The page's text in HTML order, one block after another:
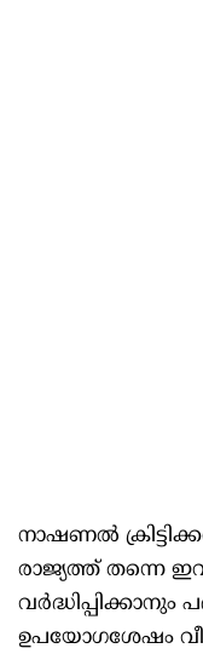
നാഷണല്‍
രാജ്യത്ത് തന്നെ
ഉപയോഗശേഷം